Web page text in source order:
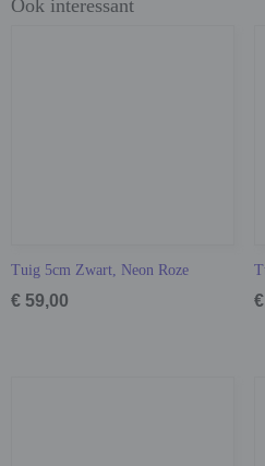
Ook interessant
Tuig 5cm Zwart, Neon Roze
€ 59,00